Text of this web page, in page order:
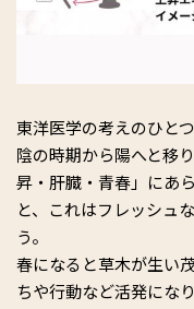
東洋医学の考えのひと
陰の時期から陽へと移
昇・肝臓・青春」にあ
と、これはフレッシュ
う。
春になると草木が生い
ちや行動など活発にな